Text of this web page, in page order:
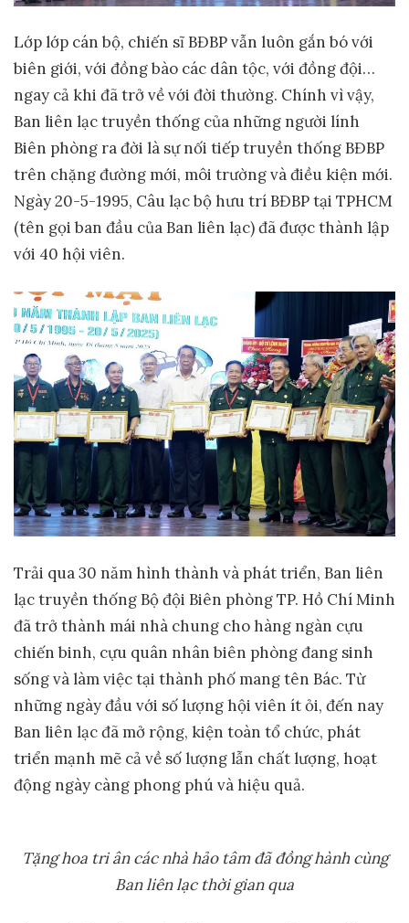
Lớp lớp cán bộ, chiến sĩ BĐBP vẫn luôn gắn bó với
biên giới, với đồng bào các dân tộc, với đồng đội…
ngay cả khi đã trở về với đời thường. Chính vì vậy,
Ban liên lạc truyền thống của những người lính
Biên phòng ra đời là sự nối tiếp truyền thống BĐBP
trên chặng đường mới, môi trường và điều kiện mới.
Ngày 20-5-1995, Câu lạc bộ hưu trí BĐBP tại TPHCM
(tên gọi ban đầu của Ban liên lạc) đã được thành lập
với 40 hội viên.
Trải qua 30 năm hình thành và phát triển, Ban liên
lạc truyền thống Bộ đội Biên phòng TP. Hồ Chí Minh
đã trở thành mái nhà chung cho hàng ngàn cựu
chiến binh, cựu quân nhân biên phòng đang sinh
sống và làm việc tại thành phố mang tên Bác. Từ
những ngày đầu với số lượng hội viên ít ỏi, đến nay
Ban liên lạc đã mở rộng, kiện toàn tổ chức, phát
triển mạnh mẽ cả về số lượng lẫn chất lượng, hoạt
động ngày càng phong phú và hiệu quả.
Tặng hoa tri ân các nhà hảo tâm đã đồng hành cùng
Ban liên lạc thời gian qua